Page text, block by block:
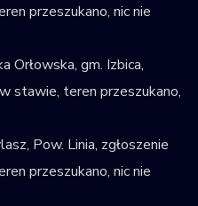
przeszukano, nic nie
Orłowska, gm. Izbica,
stawie, teren przeszukano,
Pow. Linia, zgłoszenie
przeszukano, nic nie